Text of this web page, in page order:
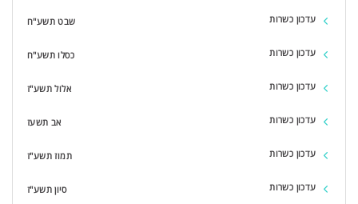
שבט תשע"ח עדכון כשרות
כסלו תשע"ח עדכון כשרות
אלול תשע"ז עדכון כשרות
אב תשעז עדכון כשרות
תמוז תשע"ז עדכון כשרות
סיון תשע"ז עדכון כשרות